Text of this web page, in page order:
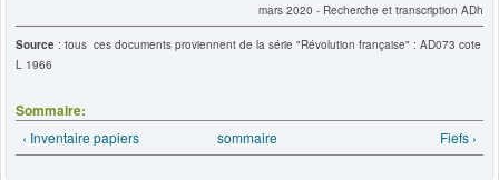
mars 2020 - Recherche et transcription ADh
Source : tous ces documents proviennent de la série "Révolution française" : AD073 cote
L 1966
Sommaire:
‹ Inventaire papiers sommaire Fiefs ›